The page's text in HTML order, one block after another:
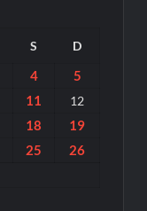
S D
4
5
11 12
18
19
25
26